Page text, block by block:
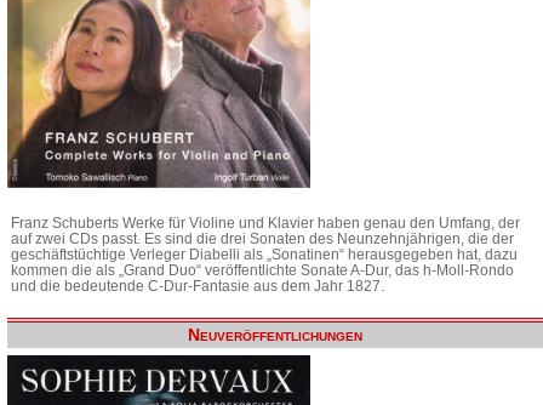
Franz Schuberts Werke für Violine und Klavier haben genau den Umfang, der
auf zwei CDs passt. Es sind die drei Sonaten des Neunzehnjährigen, die der
geschäftstüchtige Verleger Diabelli als „Sonatinen“ herausgegeben hat, dazu
kommen die als „Grand Duo“ veröffentlichte Sonate A-Dur, das h-Moll-Rondo
und die bedeutende C-Dur-Fantasie aus dem Jahr 1827.
Neuveröffentlichungen